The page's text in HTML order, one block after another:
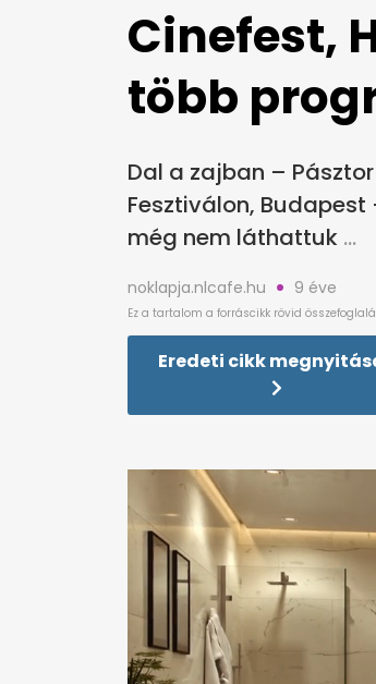
Cinefest,
több
Dal a zajban –
Fesztiválon,
még nem láthattuk
noklapja.nlcafe.hu 9 éve
Eredeti cikk